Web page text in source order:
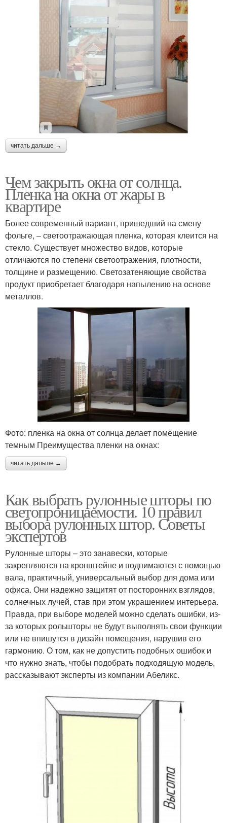
читать дальше →
Чем закрыть окна от солнца.
Пленка на окна от жары в
квартире
Более современный вариант, пришедший на смену
фольге, – светоотражающая пленка, которая клеится на
стекло. Существует множество видов, которые
отличаются по степени светоотражения, плотности,
толщине и размещению. Светозатеняющие свойства
продукт приобретает благодаря напылению на основе
металлов.
Фото: пленка на окна от солнца делает помещение
темным Преимущества пленки на окнах:
читать дальше →
Как выбрать рулонные шторы по
светопроницаемости. 10 правил
выбора рулонных штор. Советы
экспертов
Рулонные шторы – это занавески, которые
закрепляются на кронштейне и поднимаются с помощью
вала, практичный, универсальный выбор для дома или
офиса. Они надежно защитят от посторонних взглядов,
солнечных лучей, став при этом украшением интерьера.
Правда, при выборе моделей можно сделать ошибки, из-
за которых рольшторы не будут выполнять свои функции
или не впишутся в дизайн помещения, нарушив его
гармонию. О том, как не допустить подобных ошибок и
что нужно знать, чтобы подобрать подходящую модель,
рассказывают эксперты из компании Абеликс.